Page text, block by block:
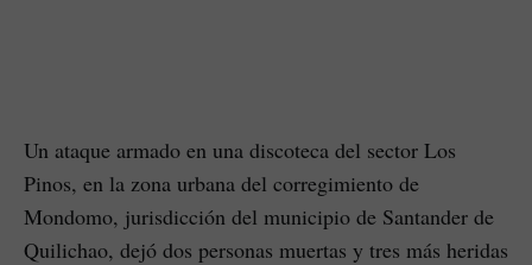
Un ataque armado en una discoteca del sector Los
Pinos, en la zona urbana del corregimiento de
Mondomo, jurisdicción del municipio de Santander de
Quilichao, dejó dos personas muertas y tres más heridas